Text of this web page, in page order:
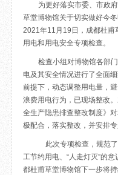
请
文创 杜甫草
文创精
数字文
IP授权
草堂艺
为更好落实市委、市政
草堂博物馆关于切实做好今
2021年11月19日，成都杜甫
用电和用电安全专项检查。
检查小组对博物馆各部
电及其安全情况进行了全面
前提下，动态调整用电量，
浪费用电行为，已现场整改
全生产隐患排查整改制度》
极配合，落实整改，并安排
此次专项检查，规范
工节约用电、“人走灯灭”的
都杜甫草堂博物馆下一步将